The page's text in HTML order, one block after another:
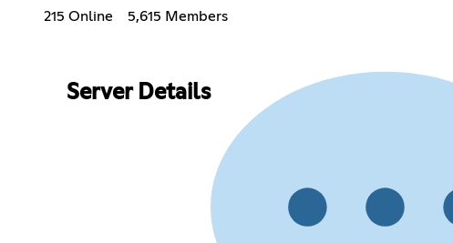
215 Online 5,615 Members
Server Details